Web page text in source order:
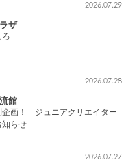
2026.07.29
ザ
2026.07.28
館
企画！ ジュニアクリエイター
知らせ
2026.07.27